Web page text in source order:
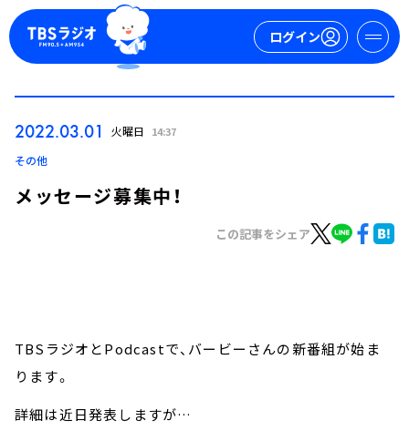
ログイン
週間番組表
トピックス
お知らせ
2022.03.01 火曜日 14:37
その他
メッセージ募集中！
この記事をシェア
TBSラジオとPodcastで、バービーさんの新番組が始ま
ります。
詳細は近日発表しますが…